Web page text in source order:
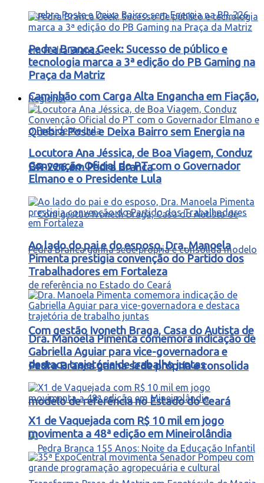
Caminhão com Carga Alta Engancha em Fiação,
Quebra Poste e Deixa Bairro sem Energia na
BR-226 em Pedra Branca
Com gestão Ivoneth Braga, Casa do Autista de
Pedra Branca ganha sede própria e consolida
modelo de referência no Estado do Ceará
Pedra Branca Geek: Sucesso de público e
tecnologia marca a 3ª edição do PB Gaming na
Praça da Matriz
Regional
Locutora Ana Jéssica, de Boa Viagem, Conduz
Convenção Oficial do PT com o Governador
Elmano e o Presidente Lula
Ao lado do pai e do esposo, Dra. Manoela
Pimenta prestigia convenção do Partido dos
Trabalhadores em Fortaleza
Dra. Manoela Pimenta comemora indicação de
Gabriella Aguiar para vice-governadora e
destaca trajetória de trabalho juntas
X1 de Vaquejada com R$ 10 mil em jogo
movimenta a 48ª edição em Mineirolândia